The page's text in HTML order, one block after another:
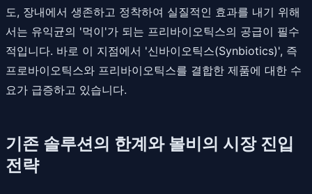
도, 장내에서 생존하고 정착하여 실질적인 효과를 내기 위해
서는 유익균의 '먹이'가 되는 프리바이오틱스의 공급이 필수
적입니다. 바로 이 지점에서 '신바이오틱스(Synbiotics)', 즉
프로바이오틱스와 프리바이오틱스를 결합한 제품에 대한 수
요가 급증하고 있습니다.
기존 솔루션의 한계와 볼비의 시장 진입
전략